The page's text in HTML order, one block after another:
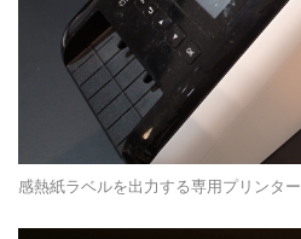
感熱紙ラベルを出力する専用プリンター